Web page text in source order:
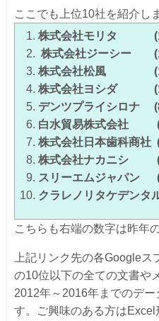
ここでも上位10社を紹介し
株式会社モリタ
株式会社ジーシー
株式会社松風
株式会社ヨシダ
デンツプライシロナ
白水貿易株式会社
株式会社日本歯科商社
株式会社ナカニシ
スリーエムジャパン
クラレノリタケデンタ
こちらも右端の数字は昨年
上記リンク先の各Google
の10位以下の全ての文書や
2012年～2016年までのデ
す。ご興味のある方は